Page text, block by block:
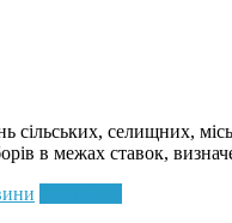
селищних,
в межах ставок,